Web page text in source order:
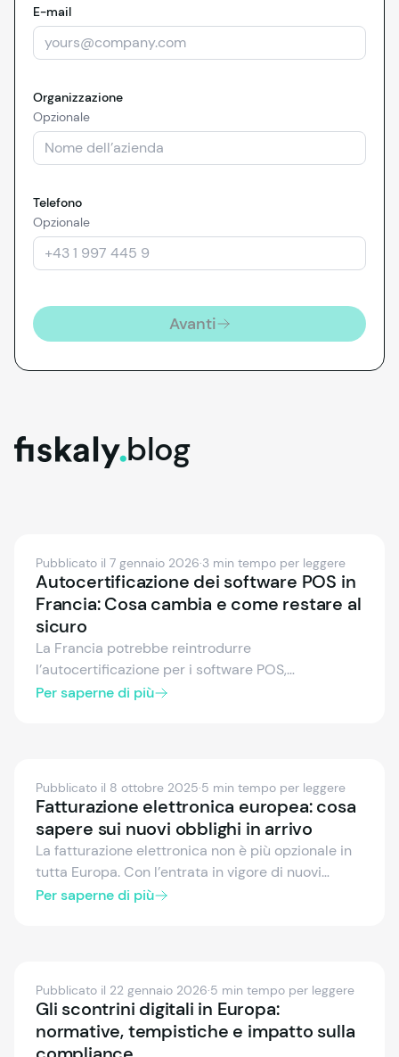
E-mail
Organizzazione
Opzionale
Telefono
Opzionale
Avanti
fiskaly. blog
Pubblicato il 7 gennaio 2026·3 min tempo per leggere
Autocertificazione dei software POS in
Francia: Cosa cambia e come restare al
sicuro
La Francia potrebbe reintrodurre
l’autocertificazione per i software POS,
sostituendo la certificazione obbligatoria di terze
fiskaly è il partner ideale di conformità affidabile,
che garantisce sicurezza, preparazione agli audit
e serenità in ogni scenario.
Per saperne di più
Pubblicato il 8 ottobre 2025·5 min tempo per leggere
Fatturazione elettronica europea: cosa
sapere sui nuovi obblighi in arrivo
La fatturazione elettronica non è più opzionale in
tutta Europa. Con l’entrata in vigore di nuovi
mandati, formati e regole specifiche per ogni
digitale della fatturazione nell’UE.
Per saperne di più
Pubblicato il 22 gennaio 2026·5 min tempo per leggere
Gli scontrini digitali in Europa:
normative, tempistiche e impatto sulla